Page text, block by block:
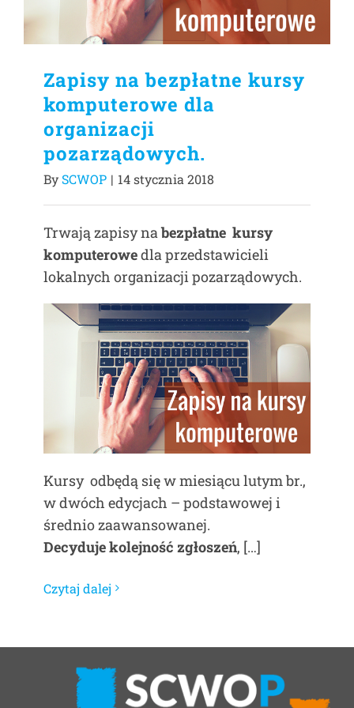
Zapisy na bezpłatne kursy
komputerowe dla
organizacji
pozarządowych.
BySCWOP | 14 stycznia 2018
Trwają zapisy nabezpłatne kursy
komputerowedla przedstawicieli
lokalnych organizacji pozarządowych.
Kursy odbędą się w miesiącu lutym br.,
w dwóch edycjach – podstawowej i
średnio zaawansowanej.
Decyduje kolejność zgłoszeń, […]
Czytaj dalej